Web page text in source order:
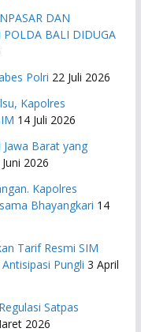
DAN
POLDA BALI DIDUGA
Polri 22 Juli 2026
Kapolres
14 Juli 2026
Barat yang
2026
Kapolres
Bhayangkari 14
Tarif Resmi SIM
Pungli 3 April
Satpas
2026